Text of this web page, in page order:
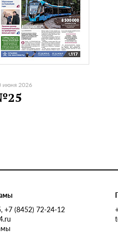
июня 2026
+7 (8452) 72-24-12